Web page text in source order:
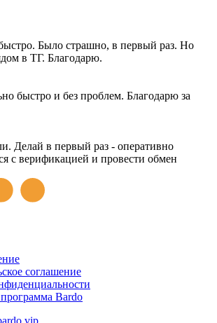
Было страшно, в первый раз. Но
в ТГ. Благодарю.
быстро и без проблем. Благодарю за
Делай в первый раз - оперативно
с верификацией и провести обмен
соглашение
Bardo